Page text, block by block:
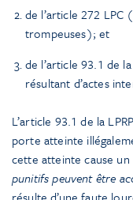
de l’article 272
trompeuses); et
de l’article 93.1 de
résultant d’actes
L’article 93.1 de la
porte atteinte
cette atteinte cause
punitifs peuvent être